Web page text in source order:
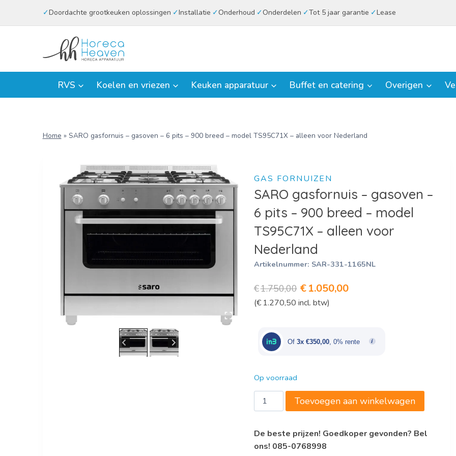
Doordachte grootkeuken oplossingen Installatie Onderhoud Onderdelen Tot 5 jaar garantie Lease
RVS Koelen en vriezen Keuken apparatuur Buffet en catering Overigen
Home » SARO gasfornuis – gasoven – 6 pits – 900 breed – model TS95C71X – alleen voor Nederland
GAS FORNUIZEN
SARO gasfornuis – gasoven –
6 pits – 900 breed – model
TS95C71X – alleen voor
Nederland
Artikelnummer: SAR-331-1165NL
€1.750,00 Oorspronkelijke
prijs
€1.750,00.
€ 1.050,00Huidige
€1.050,00.
(€ 1.270,50 incl. btw)
Of 3x €350,00, 0% rente
Op voorraad
SARO
gasfornuis
gasoven
-
Toevoegen aan winkelwagen
De beste prijzen! Goedkoper gevonden? Bel
ons! 085-0768998